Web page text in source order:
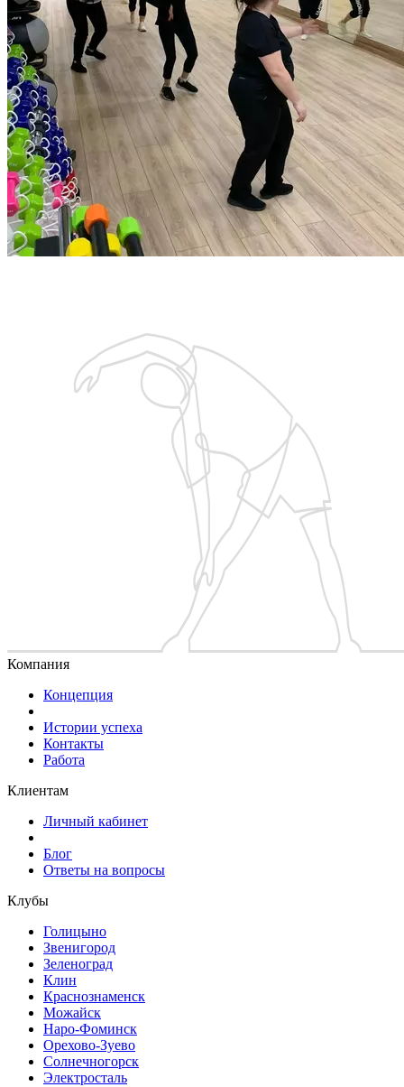
на тренировку! Даже новички оценят легкость запоминания
движений и завораживающую энергетику!
Продолжительность: 55 мин.
Компания
Концепция
Истории успеха
Контакты
Работа
Клиентам
Личный кабинет
Блог
Ответы на вопросы
Клубы
Голицыно
Звенигород
Зеленоград
Клин
Краснознаменск
Можайск
Наро-Фоминск
Орехово-Зуево
Солнечногорск
Электросталь